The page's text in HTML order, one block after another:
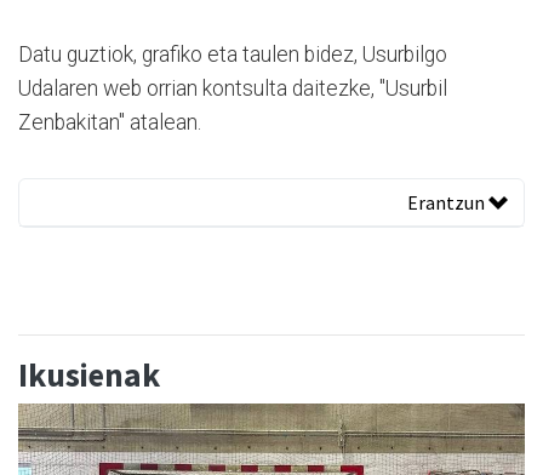
Datu guztiok, grafiko eta taulen bidez, Usurbilgo
Udalaren web orrian kontsulta daitezke, "Usurbil
Zenbakitan" atalean.
Erantzun
Ikusienak